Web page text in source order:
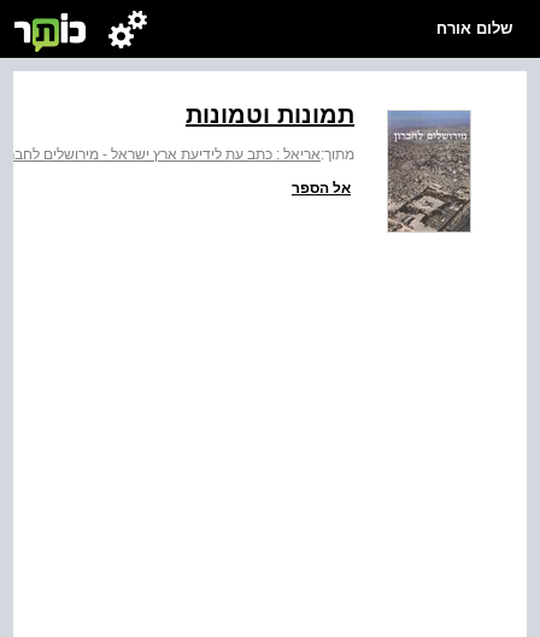
שלום אורח
תמונות וטמונות
מתוך:אריאל : כתב עת לידיעת ארץ ישראל - מירושלים לחברון
אל הספר